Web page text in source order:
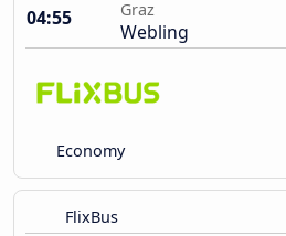
04:55
Graz
Webling
Economy
FlixBus